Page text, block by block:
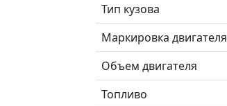
Тип кузова
Маркировка двигателя
Объем двигателя
Топливо